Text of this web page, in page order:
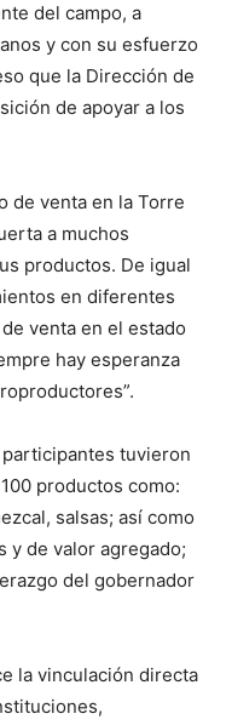
del campo, a
y con su esfuerzo
que la Dirección de
de apoyar a los
de venta en la Torre
a muchos
productos. De igual
en diferentes
venta en el estado
hay esperanza
tuvieron
productos como:
salsas; así como
y de valor agregado;
del gobernador
la vinculación directa